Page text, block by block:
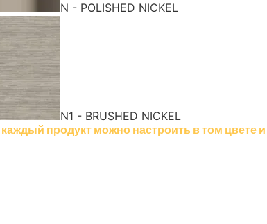
N - POLISHED NICKEL
N1 - BRUSHED NICKEL
продукт можно настроить в том цвете